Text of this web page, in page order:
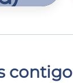
contigo